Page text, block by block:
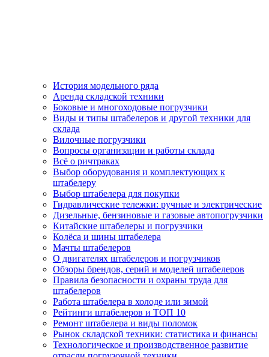
История модельного ряда
Аренда складской техники
Боковые и многоходовые погрузчики
Виды и типы штабелеров и другой техники для
склада
Вилочные погрузчики
Вопросы организации и работы склада
Всё о ричтраках
Выбор оборудования и комплектующих к
штабелеру
Выбор штабелера для покупки
Гидравлические тележки: ручные и электрические
Дизельные, бензиновые и газовые автопогрузчики
Китайские штабелеры и погрузчики
Колёса и шины штабелера
Мачты штабелеров
О двигателях штабелеров и погрузчиков
Обзоры брендов, серий и моделей штабелеров
Правила безопасности и охраны труда для
штабелеров
Работа штабелера в холоде или зимой
Рейтинги штабелеров и ТОП 10
Ремонт штабелера и виды поломок
Рынок складской техники: статистика и финансы
Технологическое и производственное развитие